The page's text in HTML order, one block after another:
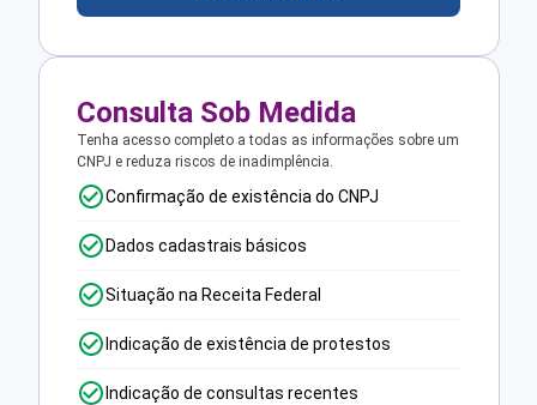
Consulta Sob Medida
Tenha acesso completo a todas as informações sobre um
CNPJ e reduza riscos de inadimplência.
Confirmação de existência do CNPJ
Dados cadastrais básicos
Situação na Receita Federal
Indicação de existência de protestos
Indicação de consultas recentes